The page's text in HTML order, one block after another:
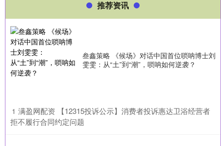
推荐资讯
叁鑫策略 《候场》对话中国首位唢呐博士刘
雯雯：从“土”到“潮”，唢呐如何逆袭？
1 ​满盈网配资 【12315投诉公示】消费者投诉惠达卫浴经营者
拒不履行合同约定问题